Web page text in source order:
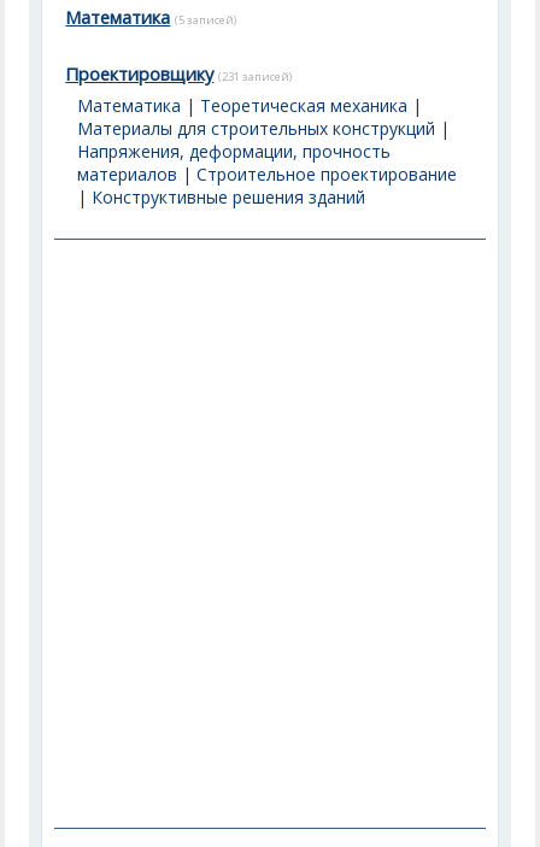
Математика (5 записей)
Проектировщику (231 записей)
Математика | Теоретическая механика |
Материалы для строительных конструкций |
Напряжения, деформации, прочность
материалов |Строительное проектирование
| Конструктивные решения зданий